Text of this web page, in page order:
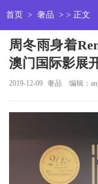
首页 > 奢品 > > 正文
周冬雨身着
澳门国际影展
2019-12-09 奢品 编辑：